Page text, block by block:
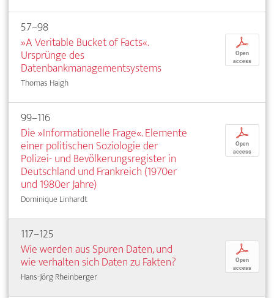
57–98
»A Veritable Bucket of Facts«.
Ursprünge des
Datenbankmanagementsystems
Thomas Haigh
p
Open
access
99–116
Die »Informationelle Frage«. Elemente
einer politischen Soziologie der
Polizei- und Bevölkerungsregister in
Deutschland und Frankreich (1970er
und 1980er Jahre)
Dominique Linhardt
p
Open
access
117–125
Wie werden aus Spuren Daten, und
wie verhalten sich Daten zu Fakten?
Hans-Jörg Rheinberger
p
Open
access